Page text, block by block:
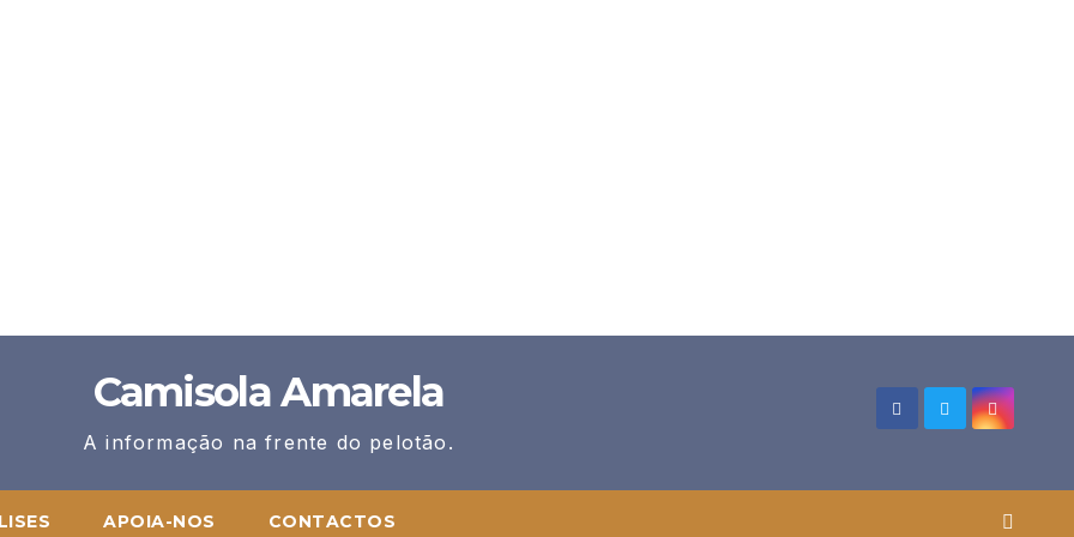
Camisola Amarela
A informação na frente do pelotão.
APOIA-NOS CONTACTOS